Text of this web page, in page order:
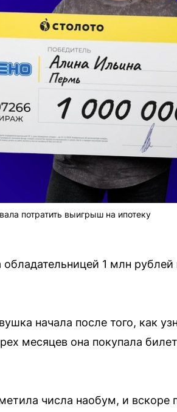
потратить выигрыш на ипотеку
1 млн
начала после того, как
месяцев она покупала
числа наобум, и